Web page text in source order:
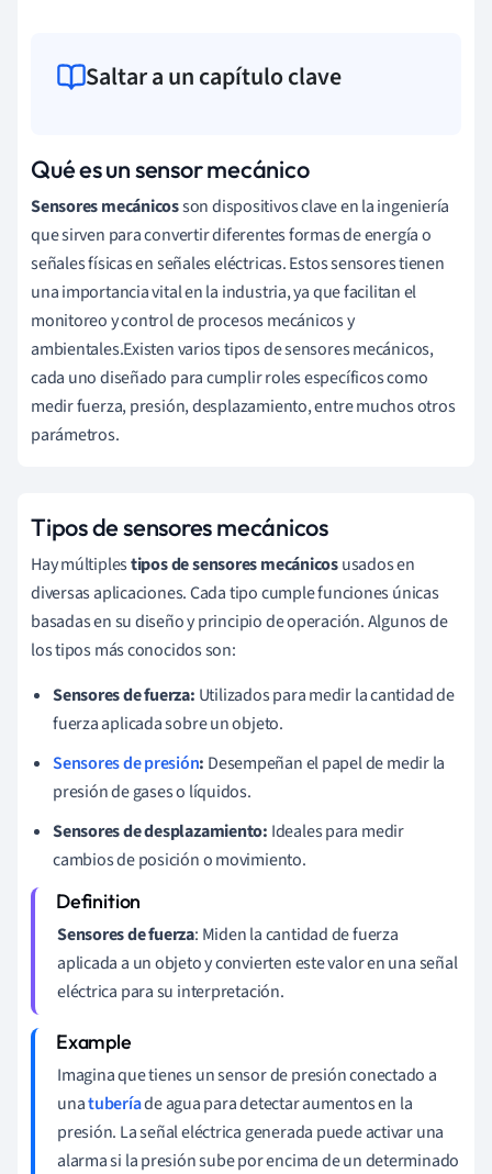
Saltar a un capítulo clave
Qué es un sensor mecánico
Sensores mecánicosson dispositivos clave en la ingeniería
que sirven para convertir diferentes formas de energía o
señales físicas en señales eléctricas. Estos sensores tienen
una importancia vital en la industria, ya que facilitan el
monitoreo y control de procesos mecánicos y
ambientales.Existen varios tipos de sensores mecánicos,
cada uno diseñado para cumplir roles específicos como
medir fuerza, presión, desplazamiento, entre muchos otros
parámetros.
Tipos de sensores mecánicos
Hay múltiplestipos de sensores mecánicosusados en
diversas aplicaciones. Cada tipo cumple funciones únicas
basadas en su diseño y principio de operación. Algunos de
los tipos más conocidos son:
Sensores de fuerza: Utilizados para medir la cantidad de
fuerza aplicada sobre un objeto.
Sensores de presión: Desempeñan el papel de medir la
presión de gases o líquidos.
Sensores de desplazamiento: Ideales para medir
cambios de posición o movimiento.
Sensores de fuerza: Miden la cantidad de fuerza
aplicada a un objeto y convierten este valor en una señal
eléctrica para su interpretación.
Imagina que tienes un sensor de presión conectado a
unatuberíade agua para detectar aumentos en la
presión. La señal eléctrica generada puede activar una
alarma si la presión sube por encima de un determinado